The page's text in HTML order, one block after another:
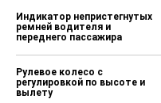
Индикатор непристегнутых
ремней водителя и
переднего пассажира
Рулевое колесо с
регулировкой по высоте и
вылету